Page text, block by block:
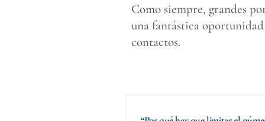
Como siempre, grandes
una fantástica
contactos.